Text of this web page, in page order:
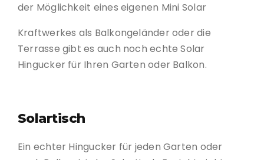
der Möglichkeit eines eigenen Mini Solar
Kraftwerkes als Balkongeländer oder die
Terrasse gibt es auch noch echte Solar
Hingucker für Ihren Garten oder Balkon.
Solartisch
Ein echter Hingucker für jeden Garten oder